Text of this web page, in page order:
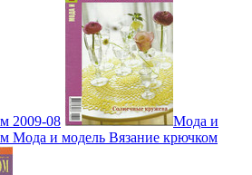
2009-08
Мода и
Мода и модель Вязание крючком